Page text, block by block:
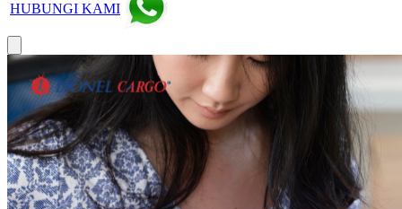
HUBUNGI KAMI